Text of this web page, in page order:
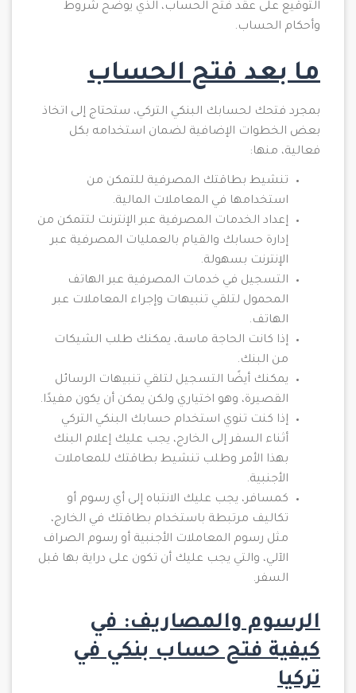
التوقيع على عقد فتح الحساب، الذي يوضح شروط
وأحكام الحساب.
ما بعد فتح الحساب
بمجرد فتحك لحسابك البنكي التركي، ستحتاج إلى اتخاذ
بعض الخطوات الإضافية لضمان استخدامه بكل
فعالية، منها:
تنشيط بطاقتك المصرفية للتمكن من
استخدامها في المعاملات المالية.
إعداد الخدمات المصرفية عبر الإنترنت لتتمكن من
إدارة حسابك والقيام بالعمليات المصرفية عبر
الإنترنت بسهولة.
التسجيل في خدمات المصرفية عبر الهاتف
المحمول لتلقي تنبيهات وإجراء المعاملات عبر
الهاتف.
إذا كانت الحاجة ماسة، يمكنك طلب الشيكات
من البنك.
يمكنك أيضًا التسجيل لتلقي تنبيهات الرسائل
القصيرة، وهو اختياري ولكن يمكن أن يكون مفيدًا.
إذا كنت تنوي استخدام حسابك البنكي التركي
أثناء السفر إلى الخارج، يجب عليك إعلام البنك
بهذا الأمر وطلب تنشيط بطاقتك للمعاملات
الأجنبية.
كمسافر، يجب عليك الانتباه إلى أي رسوم أو
تكاليف مرتبطة باستخدام بطاقتك في الخارج،
مثل رسوم المعاملات الأجنبية أو رسوم الصراف
الآلي، والتي يجب عليك أن تكون على دراية بها قبل
السفر.
الرسوم والمصاريف: في
كيفية فتح حساب بنكي في
تركيا